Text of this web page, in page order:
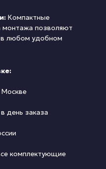
Компактные
монтажа позволяют
в любом удобном
Москве
день заказа
комплектующие